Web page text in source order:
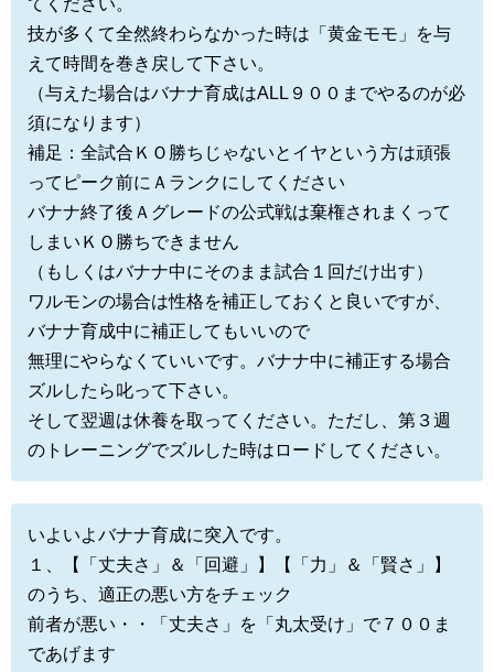
てください。
技が多くて全然終わらなかった時は「黄金モモ」を与
えて時間を巻き戻して下さい。
（与えた場合はバナナ育成はALL９００までやるのが必
須になります）
補足：全試合ＫＯ勝ちじゃないとイヤという方は頑張
ってピーク前にＡランクにしてください
バナナ終了後Ａグレードの公式戦は棄権されまくって
しまいＫＯ勝ちできません
（もしくはバナナ中にそのまま試合１回だけ出す）
ワルモンの場合は性格を補正しておくと良いですが、
バナナ育成中に補正してもいいので
無理にやらなくていいです。バナナ中に補正する場合
ズルしたら叱って下さい。
そして翌週は休養を取ってください。ただし、第３週
のトレーニングでズルした時はロードしてください。
いよいよバナナ育成に突入です。
１、【「丈夫さ」＆「回避」】【「力」＆「賢さ」】
のうち、適正の悪い方をチェック
前者が悪い・・「丈夫さ」を「丸太受け」で７００ま
であげます